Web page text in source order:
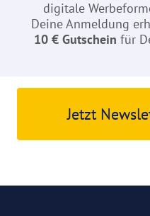
digitale
Deine Anmeldung
10 € Gutschein für
Jetzt